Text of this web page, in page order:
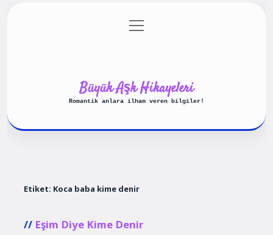
Gizlilik Politikası
menüyü
aç
Büyük Aşk Hikayeleri
Romantik anlara ilham veren bilgiler!
Etiket: Koca baba kime denir
Eşim Diye Kime Denir